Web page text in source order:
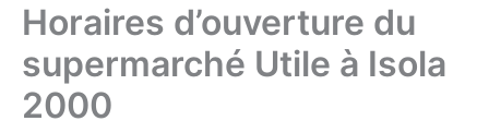
Horaires d’ouverture du
supermarché Utile à Isola
2000